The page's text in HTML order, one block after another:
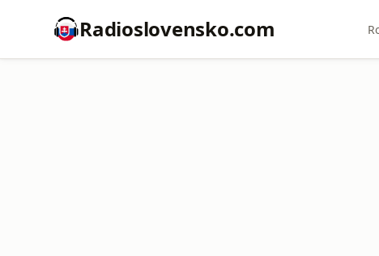
Radioslovensko.com